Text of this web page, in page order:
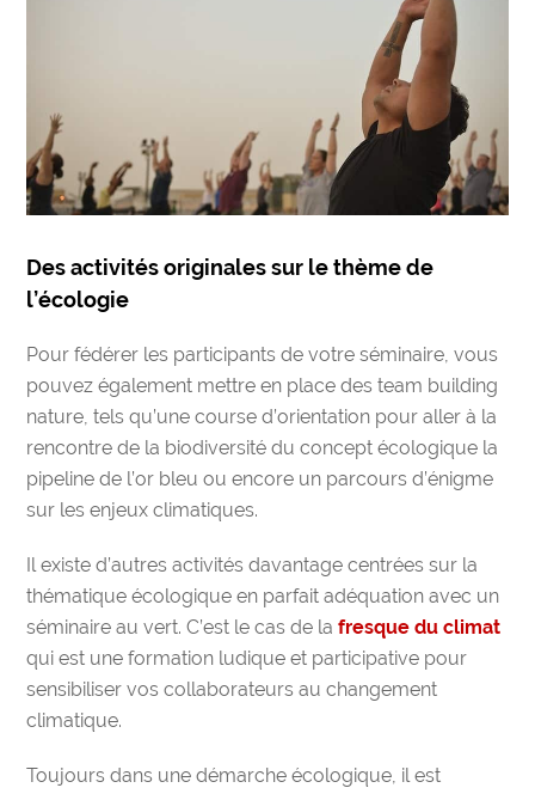
Des activités originales sur le thème de
l’écologie
Pour fédérer les participants de votre séminaire, vous
pouvez également mettre en place desteam building
nature, tels qu’une course d’orientation pour aller à la
rencontre de la biodiversité du concept écologique la
pipeline de l’or bleu ou encore un parcours d’énigme
sur les enjeux climatiques.
Il existe d’autres activités davantage centrées sur la
thématique écologique en parfait adéquation avec un
séminaire au vert. C’est le cas de lafresque du climat
qui est une formation ludique et participative pour
sensibiliser vos collaborateurs au changement
climatique.
Toujours dans une démarche écologique, il est